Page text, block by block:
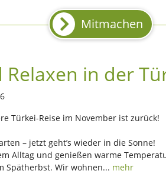
Mitmachen
in der
Türkei-Reise im November ist zurück!
– jetzt geht’s wieder in die Sonne!
Alltag und genießen warme
Spätherbst. Wir wohnen... mehr